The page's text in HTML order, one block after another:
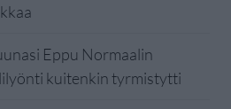
Eppu Normaalin
kuitenkin tyrmistytti